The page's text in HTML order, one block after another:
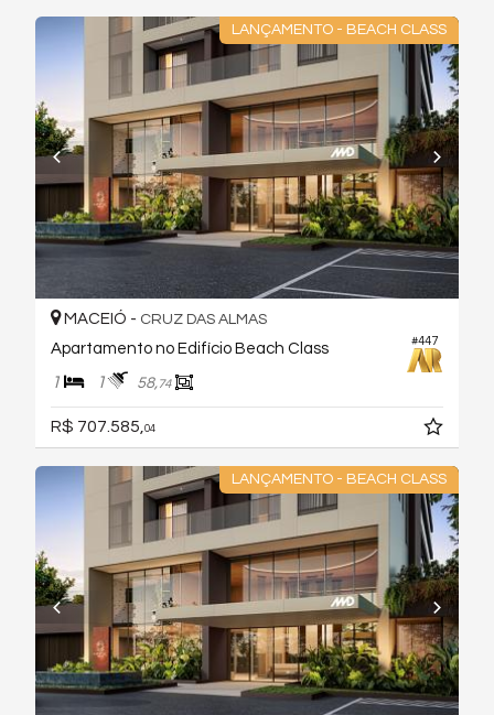
LANÇAMENTO - BEACH CLASS
#447
MACEIÓ - CRUZ DAS ALMAS
Apartamento no Edifício Beach Class
1 1 58,74
R$ 707.585, 04
LANÇAMENTO - BEACH CLASS